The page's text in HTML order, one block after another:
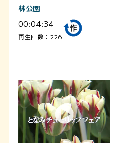
林公園
00:04:34
再生回数：226